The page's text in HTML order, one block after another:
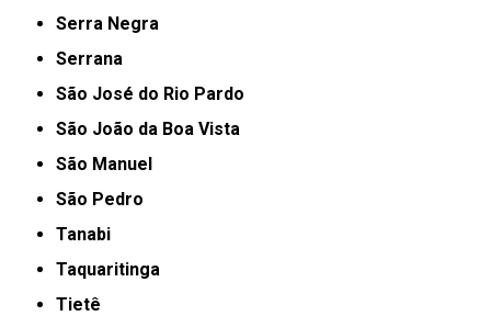
Serra Negra
Serrana
São José do Rio Pardo
São João da Boa Vista
São Manuel
São Pedro
Tanabi
Taquaritinga
Tietê